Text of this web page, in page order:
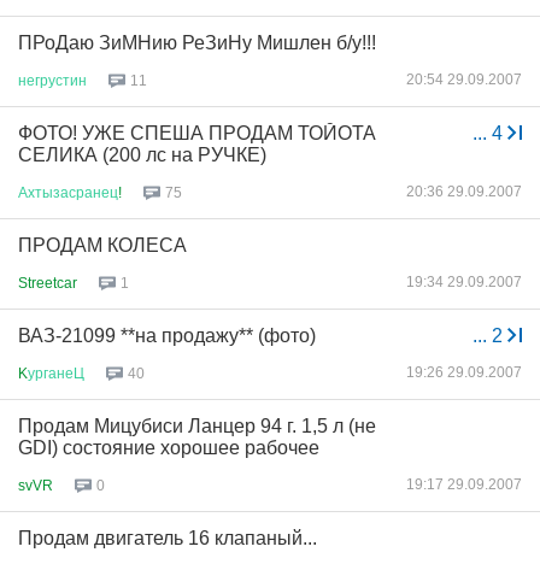
ПРоДаю ЗиМНию РеЗиНу Мишлен б/у!!!
негрустин 11 20:54 29.09.2007
... 4
ФОТО! УЖЕ СПЕША ПРОДАМ ТОЙОТА
СЕЛИКА (200 лс на РУЧКЕ)
Ахтызасранец! 75 20:36 29.09.2007
ПРОДАМ КОЛЕСА
Streetcar 1 19:34 29.09.2007
... 2
ВАЗ-21099 **на продажу** (фото)
KурганеЦ 40 19:26 29.09.2007
Продам Мицубиси Ланцер 94 г. 1,5 л (не
GDI) состояние хорошее рабочее
svVR 0 19:17 29.09.2007
Продам двигатель 16 клапаный...